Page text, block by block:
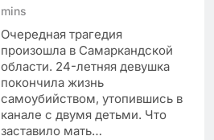
mins
Очередная трагедия
произошла в Самаркандской
области. 24-летняя девушка
покончила жизнь
самоубийством, утопившись в
канале с двумя детьми. Что
заставило мать…